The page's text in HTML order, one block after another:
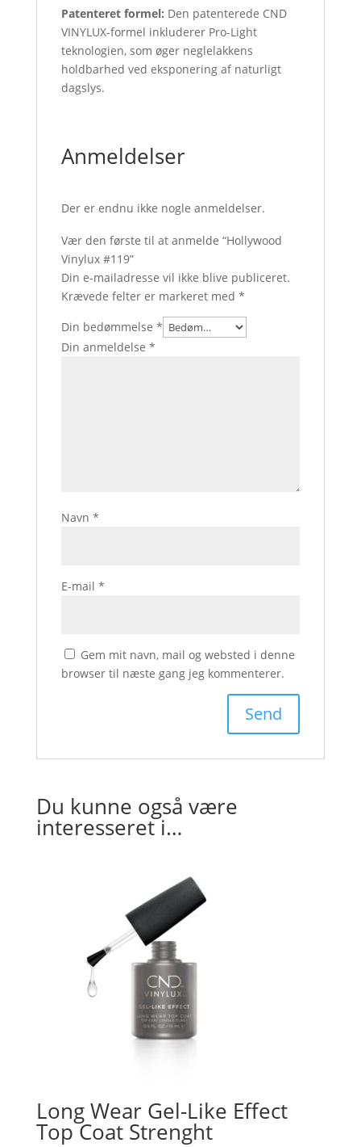
Patenteret formel: Den patenterede CND
VINYLUX-formel inkluderer Pro-Light
teknologien, som øger neglelakkens
holdbarhed ved eksponering af naturligt
dagslys.
Anmeldelser
Der er endnu ikke nogle anmeldelser.
Vær den første til at anmelde “Hollywood
Vinylux #119”
Din e-mailadresse vil ikke blive publiceret.
Krævede felter er markeret med *
Din bedømmelse *
Din anmeldelse *
Navn *
E-mail *
Gem mit navn, mail og websted i denne
browser til næste gang jeg kommenterer.
Du kunne også være
interesseret i…
Long Wear Gel-Like Effect
Top Coat Strenght